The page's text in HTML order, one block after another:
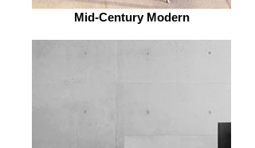
Mid-Century Modern